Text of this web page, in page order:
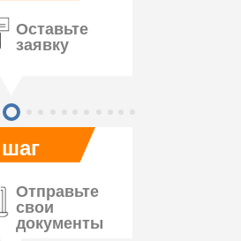
Оставьте
заявку
шаг
Отправьте
свои
документы